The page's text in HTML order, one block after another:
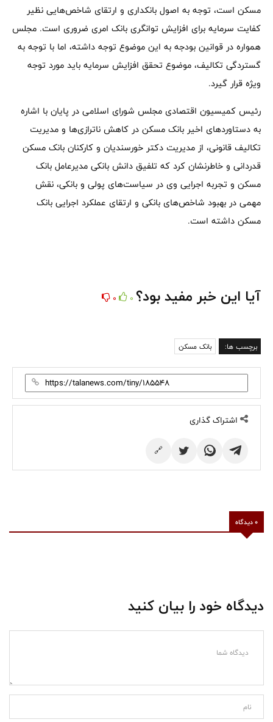
مسکن است، توجه به اصول بانکداری و ارتقای شاخص‌هایی نظیر
کفایت سرمایه برای افزایش توانگری بانک امری ضروری است. مجلس
همواره در قوانین بودجه به این موضوع توجه داشته، اما با توجه به
گستردگی تکالیف، موضوع تحقق افزایش سرمایه باید مورد توجه
ویژه قرار گیرد.
رئیس کمیسیون اقتصادی مجلس شورای اسلامی در پایان با اشاره
به دستاوردهای اخیر بانک مسکن در کاهش ناترازی‌ها و مدیریت
تکالیف قانونی، از مدیریت دکتر خورسندیان و کارکنان بانک مسکن
قدردانی و خاطرنشان کرد که تلفیق دانش بانکی مدیرعامل بانک
مسکن و تجربه اجرایی وی در سیاست‌های پولی و بانکی، نقش
مهمی در بهبود شاخص‌های بانکی و ارتقای عملکرد اجرایی بانک
مسکن داشته است.
آیا این خبر مفید بود؟ 0
0
برچسب ها: بانک مسکن
اشتراک گذاری
🔗
0 دیدگاه
دیدگاه خود را بیان کنید